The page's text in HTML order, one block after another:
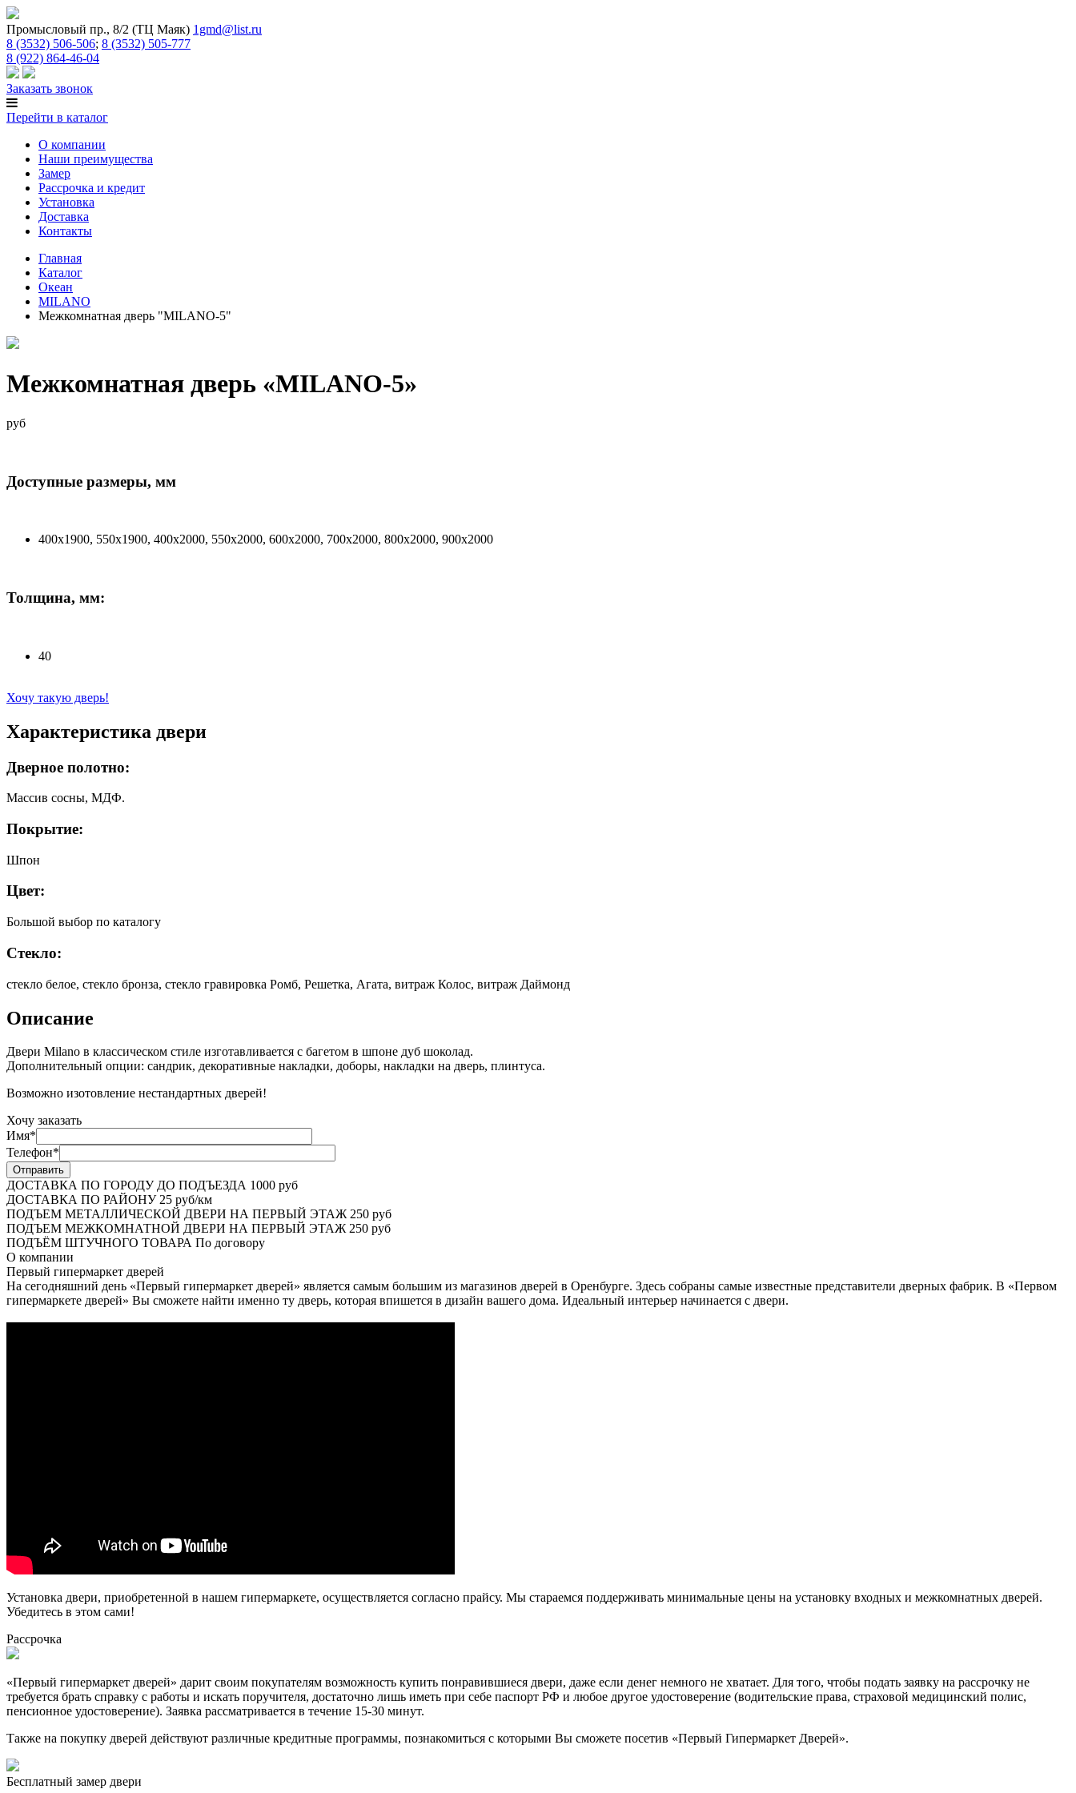
Промысловый пр., 8/2 (ТЦ Маяк) 1gmd@list.ru
8 (3532) 506-506; 8 (3532) 505-777
8 (922) 864-46-04
Заказать звонок
Перейти в каталог
О компании
Наши преимущества
Замер
Рассрочка и кредит
Установка
Доставка
Контакты
Главная
Каталог
Океан
MILANO
Межкомнатная дверь "MILANO-5"
Межкомнатная дверь «MILANO-5»
руб
Доступные размеры, мм
400х1900, 550х1900, 400х2000, 550х2000, 600х2000, 700х2000, 800х2000, 900х2000
Толщина, мм:
40
Хочу такую дверь!
Характеристика двери
Дверное полотно:
Массив сосны, МДФ.
Покрытие:
Шпон
Цвет:
Большой выбор по каталогу
Стекло:
стекло белое, стекло бронза, стекло гравировка Ромб, Решетка, Агата, витраж Колос, витраж Даймонд
Описание
Двери Milano в классическом стиле изготавливается с багетом в шпоне дуб шоколад.
Дополнительный опции: сандрик, декоративные накладки, доборы, накладки на дверь, плинтуса.
Возможно изотовление нестандартных дверей!
Хочу заказать
Имя*
Телефон*
ДОСТАВКА ПО ГОРОДУ ДО ПОДЪЕЗДА 1000 руб
ДОСТАВКА ПО РАЙОНУ25 руб/км
ПОДЪЕМ МЕТАЛЛИЧЕСКОЙ ДВЕРИ НА ПЕРВЫЙ ЭТАЖ250 руб
ПОДЪЕМ МЕЖКОМНАТНОЙ ДВЕРИ НА ПЕРВЫЙ ЭТАЖ250 руб
ПОДЪЁМ ШТУЧНОГО ТОВАРА По договору
О компании
Первый гипермаркет дверей
На сегодняшний день «Первый гипермаркет дверей» является самым большим из магазинов дверей в Оренбурге. Здесь собраны самые известные представители дверных фабрик. В «Первом
гипермаркете дверей» Вы сможете найти именно ту дверь, которая впишется в дизайн вашего дома. Идеальный интерьер начинается с двери.
Установка двери, приобретенной в нашем гипермаркете, осуществляется согласно прайсу. Мы стараемся поддерживать минимальные цены на установку входных и межкомнатных дверей.
Убедитесь в этом сами!
Рассрочка
«Первый гипермаркет дверей» дарит своим покупателям возможность купить понравившиеся двери, даже если денег немного не хватает. Для того, чтобы подать заявку на рассрочку не
требуется брать справку с работы и искать поручителя, достаточно лишь иметь при себе паспорт РФ и любое другое удостоверение (водительские права, страховой медицинский полис,
пенсионное удостоверение). Заявка рассматривается в течение 15-30 минут.
Также на покупку дверей действуют различные кредитные программы, познакомиться с которыми Вы сможете посетив «Первый Гипермаркет Дверей».
Бесплатный замер двери